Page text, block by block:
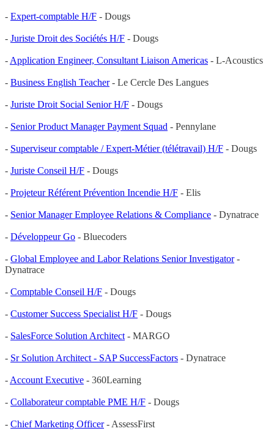
- Expert-comptable H/F - Dougs
- Juriste Droit des Sociétés H/F - Dougs
- Application Engineer, Consultant Liaison Americas - L-Acoustics
- Business English Teacher- Le Cercle Des Langues
- Juriste Droit Social Senior H/F - Dougs
- Senior Product Manager Payment Squad - Pennylane
- Superviseur comptable / Expert-Métier (télétravail) H/F - Dougs
- Juriste Conseil H/F - Dougs
- Projeteur Référent Prévention Incendie H/F - Elis
- Senior Manager Employee Relations & Compliance - Dynatrace
- Développeur Go - Bluecoders
- Global Employee and Labor Relations Senior Investigator-
Dynatrace
- Comptable Conseil H/F - Dougs
- Customer Success Specialist H/F - Dougs
- SalesForce Solution Architect - MARGO
- Sr Solution Architect - SAP SuccessFactors - Dynatrace
- Account Executive - 360Learning
- Collaborateur comptable PME H/F - Dougs
- Chief Marketing Officer- AssessFirst